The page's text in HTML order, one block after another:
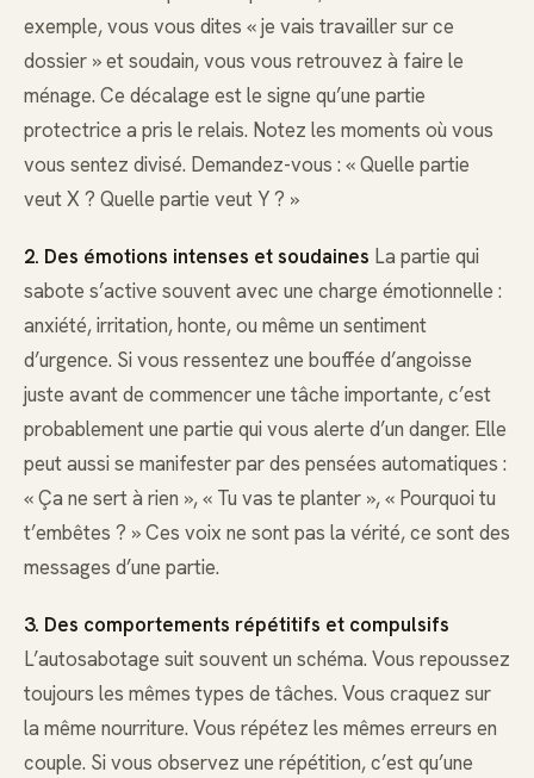
exemple, vous vous dites « je vais travailler sur ce
dossier » et soudain, vous vous retrouvez à faire le
ménage. Ce décalage est le signe qu’une partie
protectrice a pris le relais. Notez les moments où vous
vous sentez divisé. Demandez-vous : « Quelle partie
veut X ? Quelle partie veut Y ? »
2. Des émotions intenses et soudaines La partie qui
sabote s’active souvent avec une charge émotionnelle :
anxiété, irritation, honte, ou même un sentiment
d’urgence. Si vous ressentez une bouffée d’angoisse
juste avant de commencer une tâche importante, c’est
probablement une partie qui vous alerte d’un danger. Elle
peut aussi se manifester par des pensées automatiques :
« Ça ne sert à rien », « Tu vas te planter », « Pourquoi tu
t’embêtes ? » Ces voix ne sont pas la vérité, ce sont des
messages d’une partie.
3. Des comportements répétitifs et compulsifs
L’autosabotage suit souvent un schéma. Vous repoussez
toujours les mêmes types de tâches. Vous craquez sur
la même nourriture. Vous répétez les mêmes erreurs en
couple. Si vous observez une répétition, c’est qu’une